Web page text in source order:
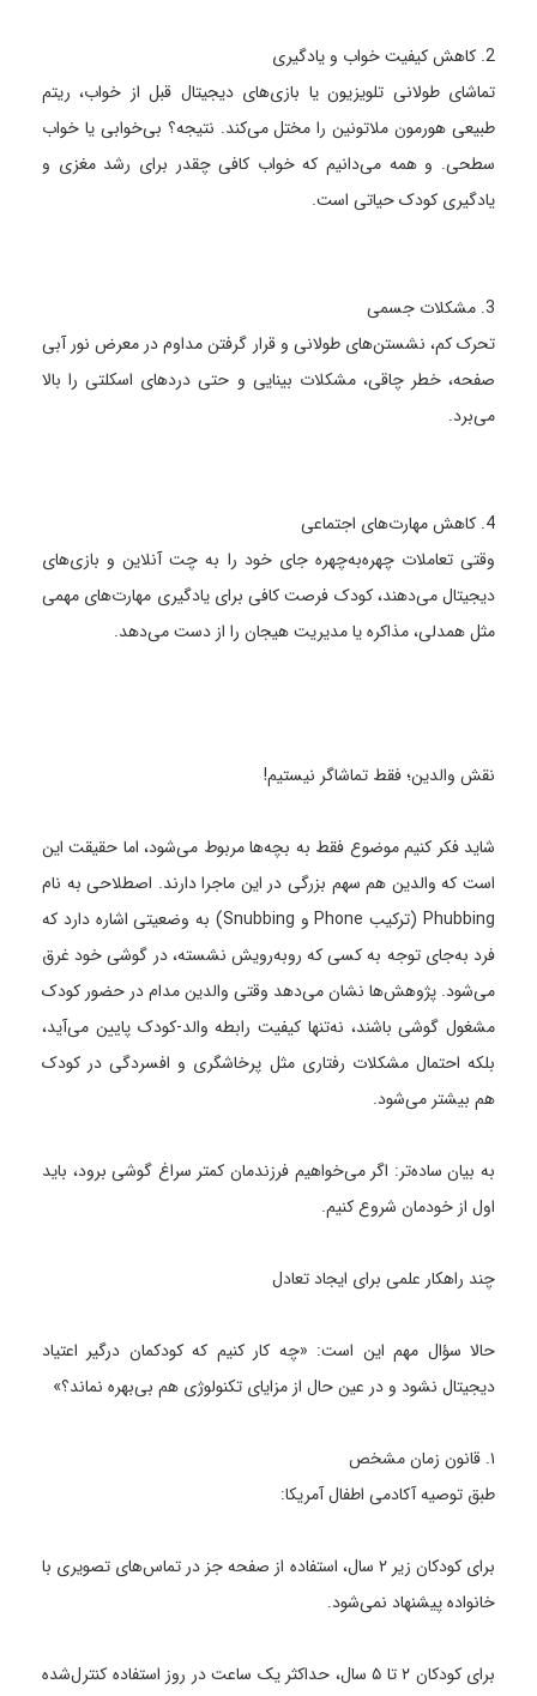
2. کاهش کیفیت خواب و یادگیری
تماشای طولانی تلویزیون یا بازی‌های دیجیتال قبل از خواب، ریتم
طبیعی هورمون ملاتونین را مختل می‌کند. نتیجه؟ بی‌خوابی یا خواب
سطحی. و همه می‌دانیم که خواب کافی چقدر برای رشد مغزی و
یادگیری کودک حیاتی است.
3. مشکلات جسمی
تحرک کم، نشستن‌های طولانی و قرار گرفتن مداوم در معرض نور آبی
صفحه، خطر چاقی، مشکلات بینایی و حتی دردهای اسکلتی را بالا
می‌برد.
4. کاهش مهارت‌های اجتماعی
وقتی تعاملات چهره‌به‌چهره جای خود را به چت آنلاین و بازی‌های
دیجیتال می‌دهند، کودک فرصت کافی برای یادگیری مهارت‌های مهمی
مثل همدلی، مذاکره یا مدیریت هیجان را از دست می‌دهد.
نقش والدین؛ فقط تماشاگر نیستیم!
شاید فکر کنیم موضوع فقط به بچه‌ها مربوط می‌شود، اما حقیقت این
است که والدین هم سهم بزرگی در این ماجرا دارند. اصطلاحی به نام
Phubbing (ترکیب Phone و Snubbing) به وضعیتی اشاره دارد که
فرد به‌جای توجه به کسی که روبه‌رویش نشسته، در گوشی خود غرق
می‌شود. پژوهش‌ها نشان می‌دهد وقتی والدین مدام در حضور کودک
مشغول گوشی باشند، نه‌تنها کیفیت رابطه والد-کودک پایین می‌آید،
بلکه احتمال مشکلات رفتاری مثل پرخاشگری و افسردگی در کودک
هم بیشتر می‌شود.
به بیان ساده‌تر: اگر می‌خواهیم فرزندمان کمتر سراغ گوشی برود، باید
اول از خودمان شروع کنیم.
چند راهکار علمی برای ایجاد تعادل
حالا سؤال مهم این است: «چه کار کنیم که کودکمان درگیر اعتیاد
دیجیتال نشود و در عین حال از مزایای تکنولوژی هم بی‌بهره نماند؟»
۱. قانون زمان مشخص
طبق توصیه آکادمی اطفال آمریکا:
برای کودکان زیر ۲ سال، استفاده از صفحه جز در تماس‌های تصویری با
خانواده پیشنهاد نمی‌شود.
برای کودکان ۲ تا ۵ سال، حداکثر یک ساعت در روز استفاده کنترل‌شده